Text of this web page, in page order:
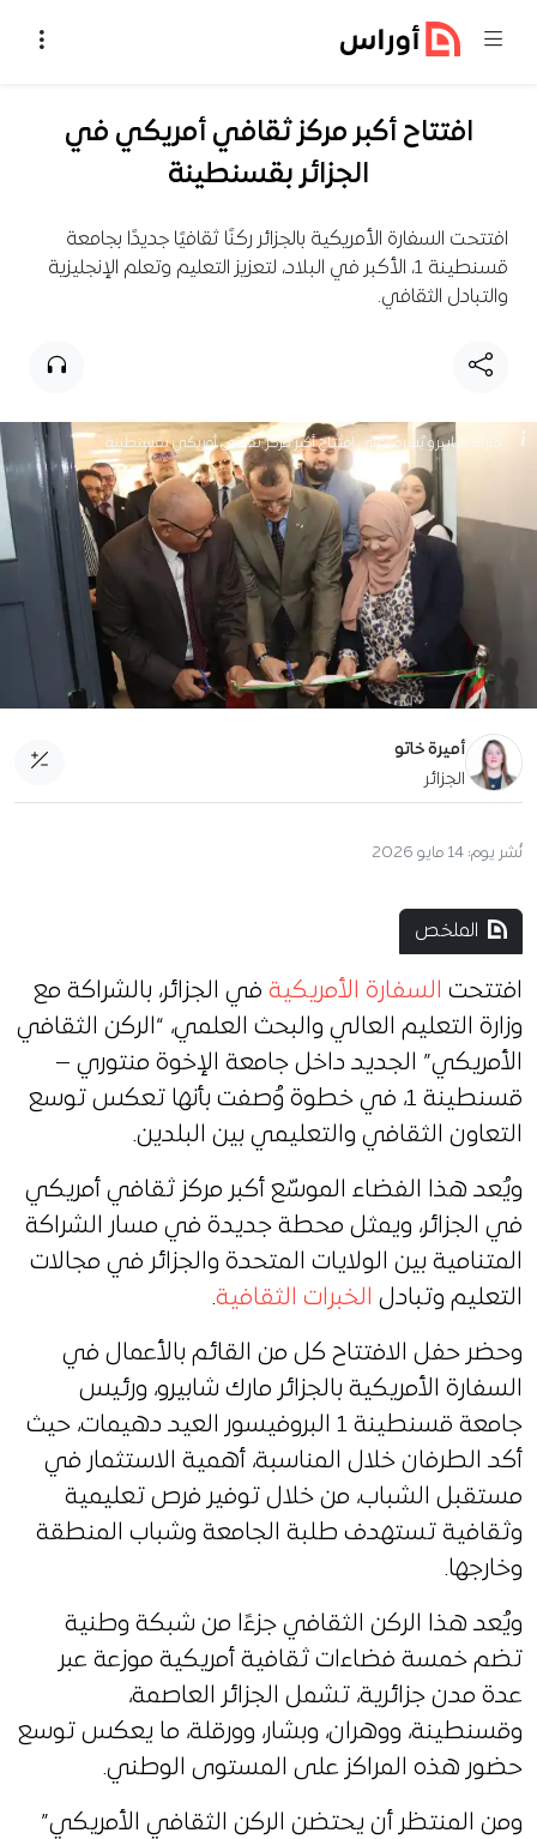
افتتاح أكبر مركز ثقافي أمريكي في
الجزائر بقسنطينة
افتتحت السفارة الأمريكية بالجزائر ركنًا ثقافيًا جديدًا بجامعة
قسنطينة 1، الأكبر في البلاد، لتعزيز التعليم وتعلم الإنجليزية
والتبادل الثقافي.
مارك شابيرو يُشرف على افتتاح أكبر مركز ثقافي أمريكي بقسنطينة
أميرة خاتو
الجزائر
نُشر يوم: 14 مايو 2026
الملخص
افتتحت السفارة الأمريكية في الجزائر، بالشراكة مع
وزارة التعليم العالي والبحث العلمي، “الركن الثقافي
الأمريكي” الجديد داخل جامعة الإخوة منتوري –
قسنطينة 1، في خطوة وُصفت بأنها تعكس توسع
التعاون الثقافي والتعليمي بين البلدين.
ويُعد هذا الفضاء الموسّع أكبر مركز ثقافي أمريكي
في الجزائر، ويمثل محطة جديدة في مسار الشراكة
المتنامية بين الولايات المتحدة والجزائر في مجالات
التعليم وتبادل الخبرات الثقافية.
وحضر حفل الافتتاح كل من القائم بالأعمال في
السفارة الأمريكية بالجزائر مارك شابيرو، ورئيس
جامعة قسنطينة 1 البروفيسور العيد دهيمات، حيث
أكد الطرفان خلال المناسبة، أهمية الاستثمار في
مستقبل الشباب، من خلال توفير فرص تعليمية
وثقافية تستهدف طلبة الجامعة وشباب المنطقة
وخارجها.
ويُعد هذا الركن الثقافي جزءًا من شبكة وطنية
تضم خمسة فضاءات ثقافية أمريكية موزعة عبر
عدة مدن جزائرية، تشمل الجزائر العاصمة،
وقسنطينة، ووهران، وبشار، وورقلة، ما يعكس توسع
حضور هذه المراكز على المستوى الوطني.
ومن المنتظر أن يحتضن الركن الثقافي الأمريكي”